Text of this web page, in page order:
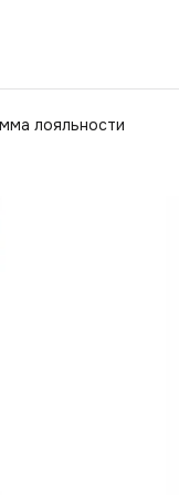
лояльности